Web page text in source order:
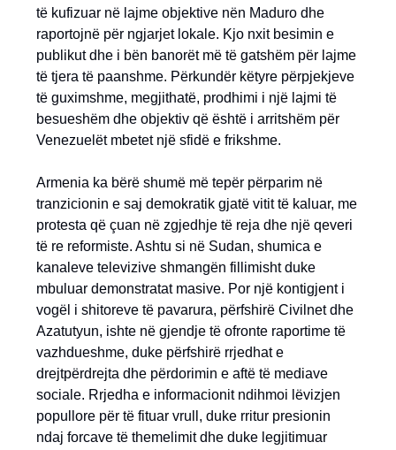
të kufizuar në lajme objektive nën Maduro dhe
raportojnë për ngjarjet lokale. Kjo nxit besimin e
publikut dhe i bën banorët më të gatshëm për lajme
të tjera të paanshme. Përkundër këtyre përpjekjeve
të guximshme, megjithatë, prodhimi i një lajmi të
besueshëm dhe objektiv që është i arritshëm për
Venezuelët mbetet një sfidë e frikshme.
Armenia ka bërë shumë më tepër përparim në
tranzicionin e saj demokratik gjatë vitit të kaluar, me
protesta që çuan në zgjedhje të reja dhe një qeveri
të re reformiste. Ashtu si në Sudan, shumica e
kanaleve televizive shmangën fillimisht duke
mbuluar demonstratat masive. Por një kontigjent i
vogël i shitoreve të pavarura, përfshirë Civilnet dhe
Azatutyun, ishte në gjendje të ofronte raportime të
vazhdueshme, duke përfshirë rrjedhat e
drejtpërdrejta dhe përdorimin e aftë të mediave
sociale. Rrjedha e informacionit ndihmoi lëvizjen
popullore për të fituar vrull, duke rritur presionin
ndaj forcave të themelimit dhe duke legjitimuar